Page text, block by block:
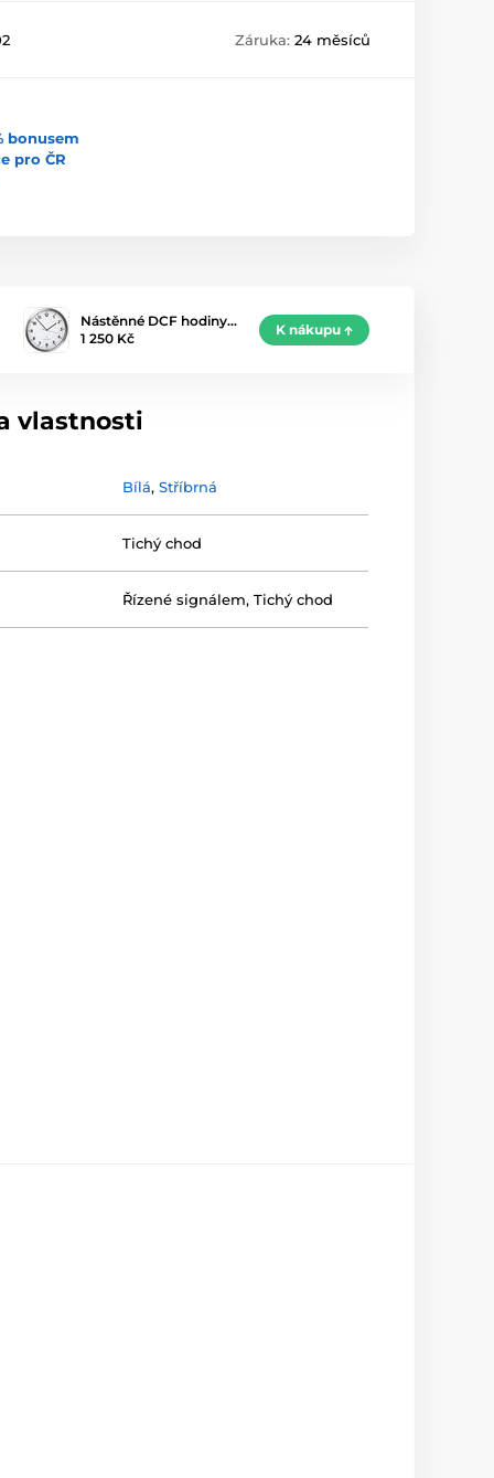
Záruka: 24 měsíců
bonusem
pro ČR
Nástěnné DCF hodiny…
1 250 Kč
K nákupu
vlastnosti
Bílá,Stříbrná
Tichý chod
Řízené signálem,Tichý chod